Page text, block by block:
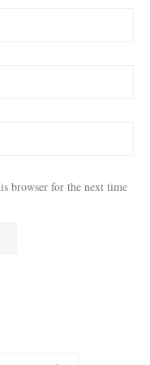
browser for the next time